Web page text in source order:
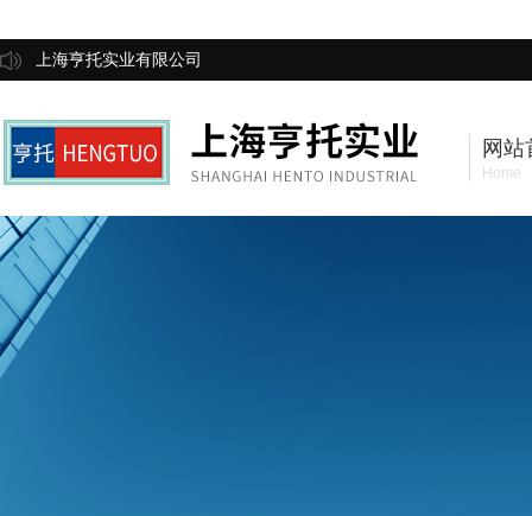
上海亨托实业有限公司
网站
Home